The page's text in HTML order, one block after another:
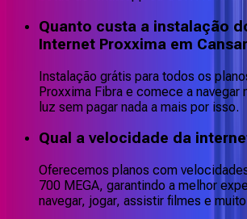
Quanto custa a instalação
Internet Proxxima em
Instalação grátis para todos os
Proxxima Fibra e comece a navegar
luz sem pagar nada a mais por isso.
Qual a velocidade da
Oferecemos planos com
700 MEGA, garantindo a melhor
navegar, jogar, assistir filmes e